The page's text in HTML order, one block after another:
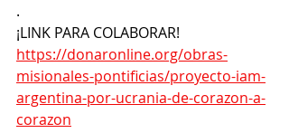
.
¡LINK PARA COLABORAR!
https://donaronline.org/obras-
misionales-pontificias/proyecto-iam-
argentina-por-ucrania-de-corazon-a-
corazon